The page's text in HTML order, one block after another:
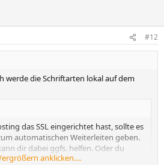
Dateien einbindest, z.B.
Du das machst solltest Du
entsprechend anpassen
diesbezüglich einbauen. Oder du lädst
ist es unproblematischer. Mit der jetzigen
eine Abmahnung von einigen
bei Google vermutlich gar nicht
sieht zwar hübsch aus, aber Google sieht
könnte. Ohne JavaScript sieht man
#12
werde die Schriftarten lokal auf dem
das SSL eingerichtet hast, sollte es
automatischen Weiterleiten geben.
dir dabei ggfs. helfen. Oder du
Datei ein:anklicken....